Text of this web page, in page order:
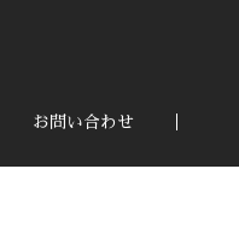
お問い合わせ